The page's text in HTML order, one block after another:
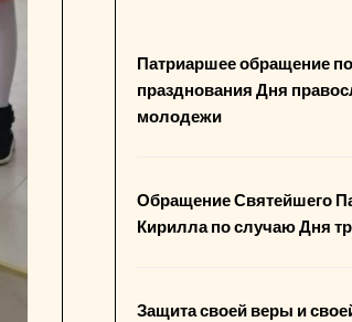
Патриаршее обращение
празднования Дня
молодежи
Обращение Святейшего
Кирилла по случаю Дня
Защита своей веры и